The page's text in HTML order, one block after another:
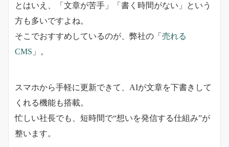
とはいえ、「文章が苦手」「書く時間がない」という
方も多いですよね。
そこでおすすめしているのが、弊社の「 売れる
CMS 」。
スマホから手軽に更新できて、AIが文章を下書きして
くれる機能も搭載。
忙しい社長でも、短時間で“想いを発信する仕組み”が
整います。